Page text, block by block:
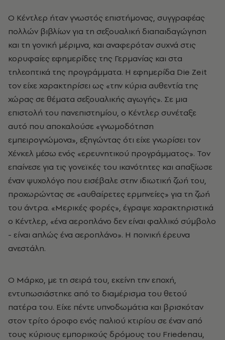
Ο Κέντλερ ήταν γνωστός επιστήμονας, συγγραφέας
πολλών βιβλίων για τη σεξουαλική διαπαιδαγώγηση
και τη γονική μέριμνα, και αναφερόταν συχνά στις
κορυφαίες εφημερίδες της Γερμανίας και στα
τηλεοπτικά της προγράμματα. Η εφημερίδα Die Zeit
τον είχε χαρακτηρίσει ως «την κύρια αυθεντία της
χώρας σε θέματα σεξουαλικής αγωγής». Σε μια
επιστολή του πανεπιστημίου, ο Κέντλερ συνέταξε
αυτό που αποκαλούσε «γνωμοδότηση
εμπειρογνώμονα», εξηγώντας ότι είχε γνωρίσει τον
Χένκελ μέσω ενός «ερευνητικού προγράμματος». Τον
επαίνεσε για τις γονεϊκές του ικανότητες και απαξίωσε
έναν ψυχολόγο που εισέβαλε στην ιδιωτική ζωή του,
προχωρώντας σε «αυθαίρετες ερμηνείες» για τη ζωή
του άντρα. «Μερικές φορές», έγραψε χαρακτηριστικά
ο Κέντλερ, «ένα αεροπλάνο δεν είναι φαλλικό σύμβολο
- είναι απλώς ένα αεροπλάνο». Η ποινική έρευνα
ανεστάλη.
Ο Μάρκο, με τη σειρά του, εκείνη την εποχή,
εντυπωσιάστηκε από το διαμέρισμα του θετού
πατέρα του. Είχε πέντε υπνοδωμάτια και βρισκόταν
στον τρίτο όροφο ενός παλιού κτιρίου σε έναν από
τους κύριους εμπορικούς δρόμους του Friedenau,